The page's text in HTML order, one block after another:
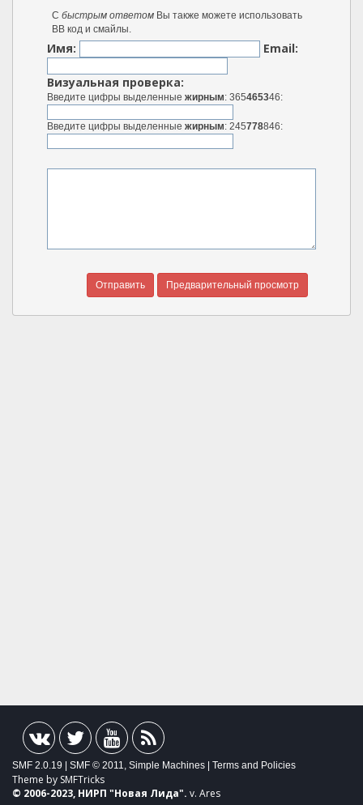
С быстрым ответомВы также можете использовать
BB код и смайлы.
Имя: Email:
Визуальная проверка:
Введите цифры выделенные жирным: 365465346:
Введите цифры выделенные жирным: 245778846:
SMF 2.0.19 SMF © 2011, Simple Machines Terms and Policies
Theme by SMFTricks
© 2006-2023, НИРП "Новая Лида". v. Ares